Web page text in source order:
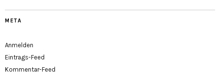
META
Anmelden
Eintrags-Feed
Kommentar-Feed